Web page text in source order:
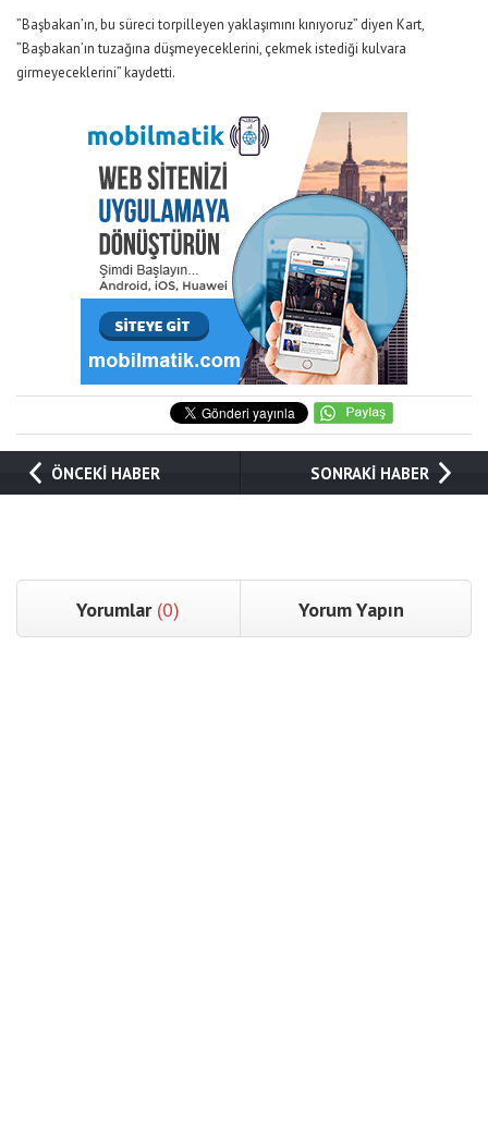
”Başbakan’ın, bu süreci torpilleyen yaklaşımını kınıyoruz” diyen Kart,
”Başbakan’ın tuzağına düşmeyeceklerini, çekmek istediği kulvara
girmeyeceklerini” kaydetti.
ÖNCEKİ HABER SONRAKİ HABER
Yorumlar (0) Yorum Yapın